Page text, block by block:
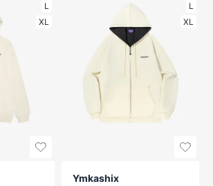
L
XL
L
XL
Ymkashix